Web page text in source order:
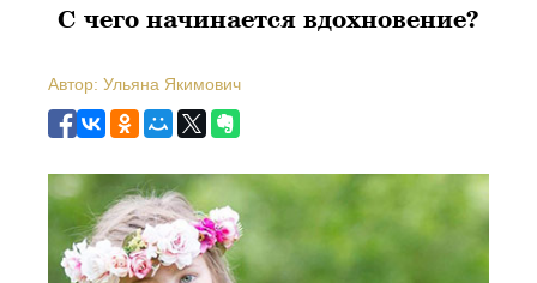
С чего начинается вдохновение?
Автор: Ульяна Якимович